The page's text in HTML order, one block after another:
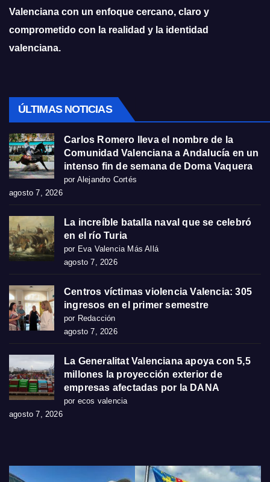
Valenciana con un enfoque cercano, claro y
comprometido con la realidad y la identidad
valenciana.
ÚLTIMAS NOTICIAS
Carlos Romero lleva el nombre de la
Comunidad Valenciana a Andalucía en un
intenso fin de semana de Doma Vaquera
por Alejandro Cortés
agosto 7, 2026
La increíble batalla naval que se celebró
en el río Turia
por Eva Valencia Más Allá
agosto 7, 2026
Centros víctimas violencia Valencia: 305
ingresos en el primer semestre
por Redacción
agosto 7, 2026
La Generalitat Valenciana apoya con 5,5
millones la proyección exterior de
empresas afectadas por la DANA
por ecos valencia
agosto 7, 2026